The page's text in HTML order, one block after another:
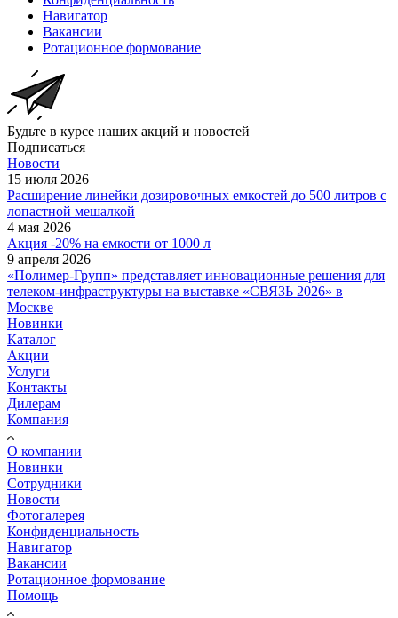
Навигатор
Вакансии
Ротационное формование
Будьте в курсе наших акций и новостей
Подписаться
Новости
15 июля 2026
Расширение линейки дозировочных емкостей до 500 литров с
лопастной мешалкой
4 мая 2026
Акция -20% на емкости от 1000 л
9 апреля 2026
«Полимер-Групп» представляет инновационные решения для
телеком-инфраструктуры на выставке «СВЯЗЬ 2026» в
Москве
Новинки
Каталог
Акции
Услуги
Контакты
Дилерам
Компания
О компании
Новинки
Сотрудники
Новости
Фотогалерея
Конфиденциальность
Навигатор
Вакансии
Ротационное формование
Помощь